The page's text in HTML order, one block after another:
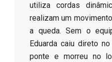
utiliza cordas
realizam um
a queda. Sem o
Eduarda caiu direto
ponte e morreu no